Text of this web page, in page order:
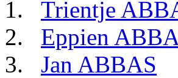
Trientje
Eppien
Jan ABBAS